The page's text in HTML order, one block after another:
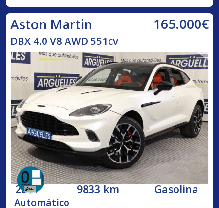
Aston Martin 165.000€
DBX 4.0 V8 AWD 551cv
2021 9833 km Gasolina
Automático